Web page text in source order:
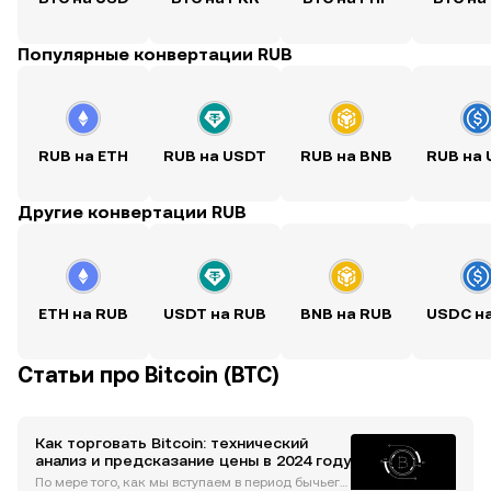
Популярные конвертации RUB
RUB на ETH RUB на USDT RUB на BNB RUB на
Другие конвертации RUB
ETH на RUB USDT на RUB BNB на RUB USDC
Статьи про Bitcoin (BTC)
Как торговать Bitcoin: технический
анализ и предсказание цены в 2024 году
По мере того, как мы вступаем в период бычьего